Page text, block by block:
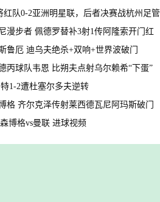
队0-2亚洲明星联，后者决赛战杭州足管
漫步者 佩德罗替补3射1传阿隆索开门红
鲁厄 迪乌夫绝杀+双响+世界波破门
丙球队韦恩 比朔夫点射乌尔赖希“下蛋”
1-2遭杜塞尔多夫逆转
格 齐尔克泽传射莱西德瓦尼阿玛斯破门
博格vs曼联 进球视频